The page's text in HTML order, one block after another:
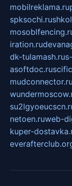
mobilreklama.ru
spksochi.ru
iration.ru
dk-tulamash.ru
asoftdoc.ru
mudconnector.ru
netoen.ruweb-
kuper-